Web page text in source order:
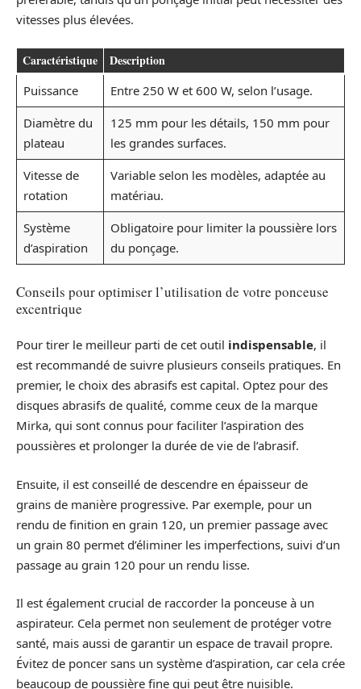
vitesses plus élevées.
Caractéristique Description
Puissance
Entre 250 W et 600 W, selon l’usage.
Diamètre du
plateau
125 mm pour les détails, 150 mm pour
les grandes surfaces.
Vitesse de
rotation
Variable selon les modèles, adaptée au
matériau.
Système
d’aspiration
Obligatoire pour limiter la poussière lors
du ponçage.
Conseils pour optimiser l’utilisation de votre ponceuse
excentrique
Pour tirer le meilleur parti de cet outil indispensable, il
est recommandé de suivre plusieurs conseils pratiques. En
premier, le choix des abrasifs est capital. Optez pour des
disques abrasifs de qualité, comme ceux de la marque
Mirka, qui sont connus pour faciliter l’aspiration des
poussières et prolonger la durée de vie de l’abrasif.
Ensuite, il est conseillé de descendre en épaisseur de
grains de manière progressive. Par exemple, pour un
rendu de finition en grain 120, un premier passage avec
un grain 80 permet d’éliminer les imperfections, suivi d’un
passage au grain 120 pour un rendu lisse.
Il est également crucial de raccorder la ponceuse à un
aspirateur. Cela permet non seulement de protéger votre
santé, mais aussi de garantir un espace de travail propre.
Évitez de poncer sans un système d’aspiration, car cela crée
beaucoup de poussière fine qui peut être nuisible.